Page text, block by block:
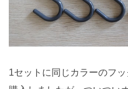
1セットに同じカラーのフ